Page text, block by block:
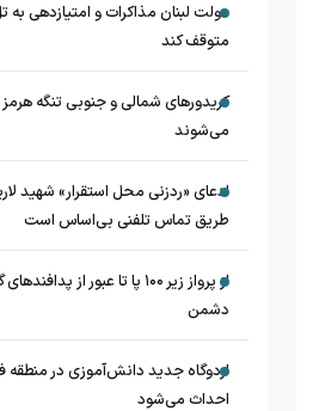
دولت لبنان مذاکرات و امتیازدهی به
متوقف کند
کریدورهای شمالی و جنوبی تنگه
می‌شوند
ادعای «ردزنی محل استقرار» شهید
طریق تماس تلفنی بی‌اساس است
از پرواز زیر ۱۰۰ پا تا عبور از
دشمن
اردوگاه جدید دانش‌آموزی در منطقه
احداث می‌شود